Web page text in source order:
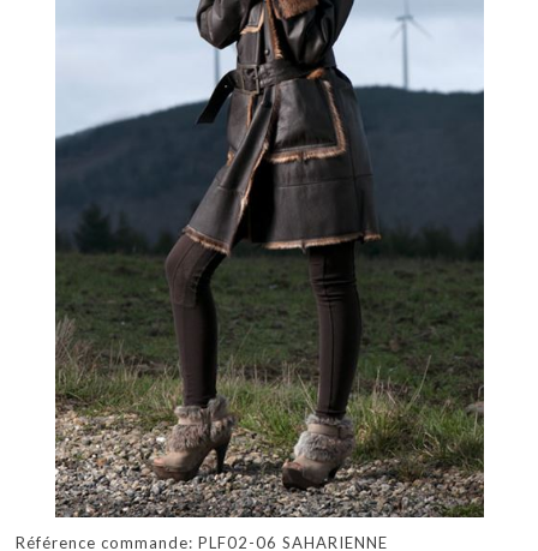
Référence commande: PLF02-06 SAHARIENNE